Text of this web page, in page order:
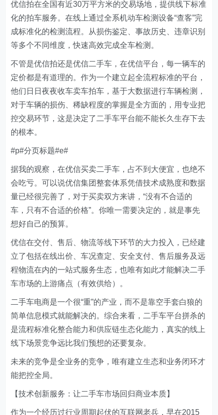
优信拍在全国有近30万平方米的交易场地，提供线下标准
化的拍车服务。在线上通过全系机动车检测设备“查客”完
成标准化的检测流程。从损伤鉴定、事故历史、违章识别
等多个不同维度，快速高效完成全车检测。
不管是优信拍还是优信二手车，在优信平台，每一辆车的
定价都是有道理的。作为一个建立起全流程标准的平台，
他们日日夜夜收车卖车拍车，基于大数据进行车辆检测，
对于车辆的损伤、稀缺程度的掌握是全方面的，用专业把
控交易环节，这是决定了二手车平台能不能长久生存下去
的根本。
#p#分页标题#e#
据我的观察，在优信买卖二手车，占不到大便宜，也绝不
会吃亏。可以说优信集团整套体系凭借技术成熟度和数据
量已经很完善了，对于买卖双方来讲，“没有不合适的
车，只有不合适的价格”。你唯一需要决定的，就是事先
想好自己的预算。
优信在交付、售后、物流等线下环节的大力投入，已经建
立了包括在线出价、车况查定、安全支付、售后服务及远
程物流在内的一站式服务生态，也唯有如此才能解决二手
车市场的上游痛点（有效供给）。
二手车电商是一个很“重”的产业，而不是靠空手套白狼的
简单信息模式就能解决的。综合来看，二手车平台拼杀的
是流程标准化整合能力和供应链生态化能力，真实的线上
线下场景竞争远比我们预想的还要复杂。
未来的竞争是全业务的竞争，唯有建立生态和业务闭环才
能把控全局。
【技术创新服务：让二手车市场回归商业本质】
作为一个经历过行业周期起伏的互联网老兵，早在2015